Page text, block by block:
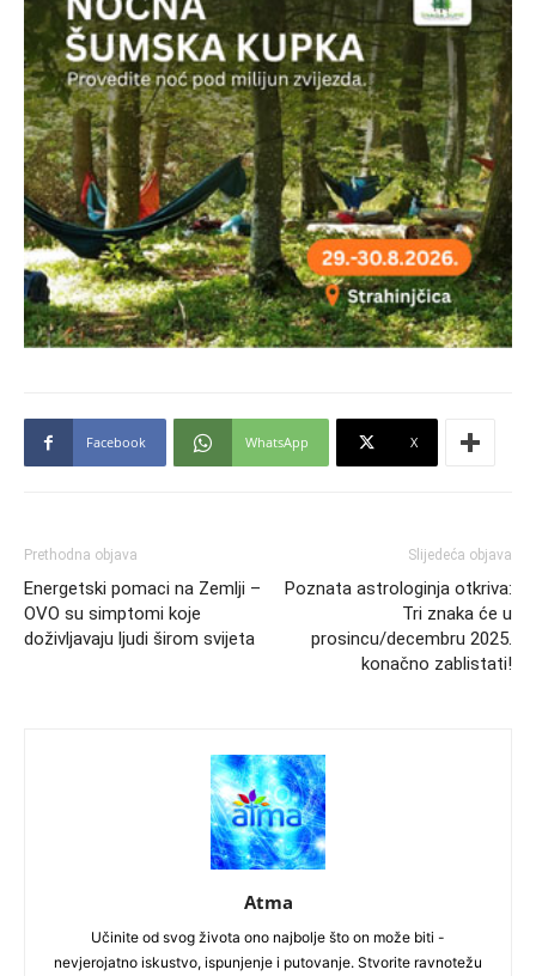
Facebook WhatsApp X
Prethodna objava
Energetski pomaci na Zemlji –
OVO su simptomi koje
doživljavaju ljudi širom svijeta
Slijedeća objava
Poznata astrologinja otkriva:
Tri znaka će u
prosincu/decembru 2025.
konačno zablistati!
Atma
Učinite od svog života ono najbolje što on može biti -
nevjerojatno iskustvo, ispunjenje i putovanje. Stvorite ravnotežu